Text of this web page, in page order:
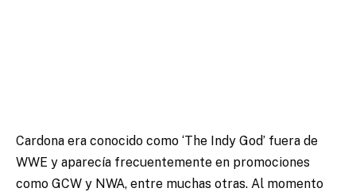
Cardona era conocido como ‘The Indy God’ fuera de
WWE y aparecía frecuentemente en promociones
como GCW y NWA, entre muchas otras. Al momento